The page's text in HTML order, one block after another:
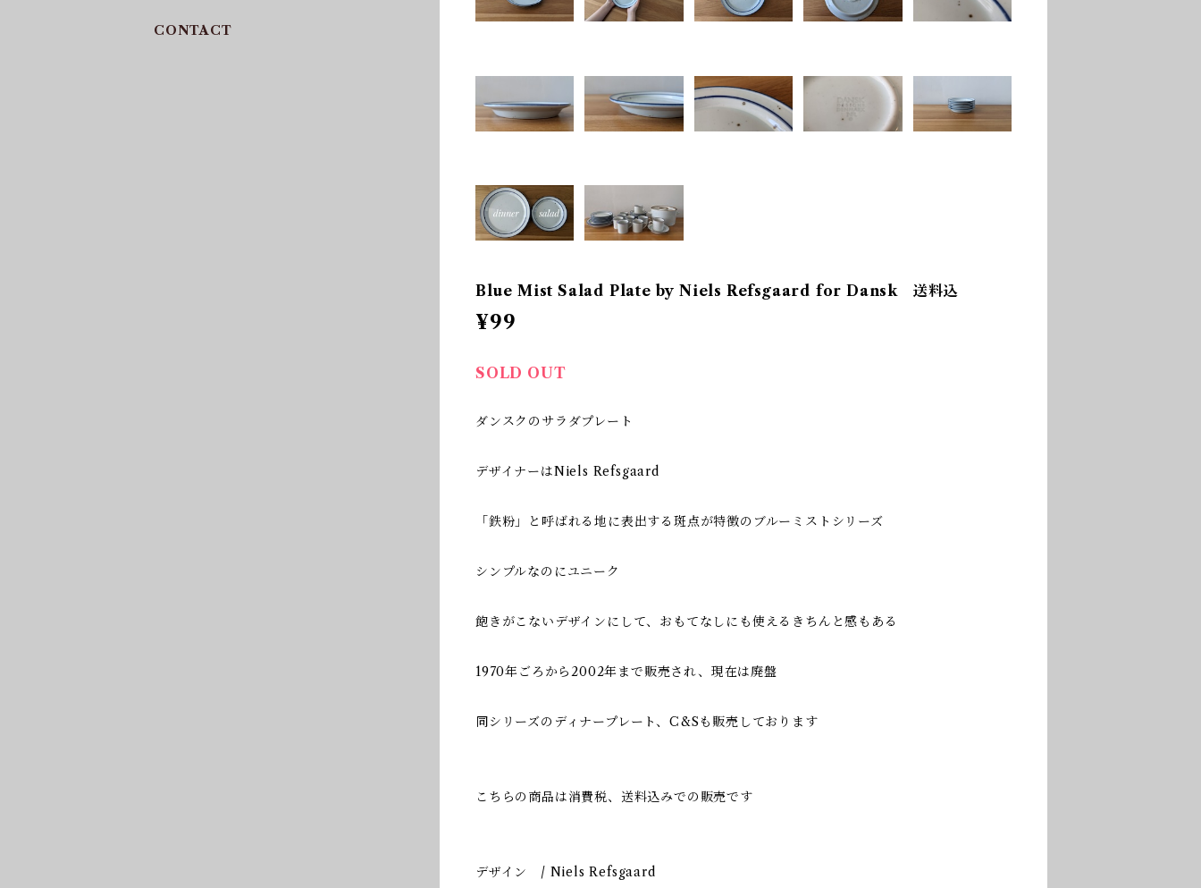
Blue Mist Salad Plate by Niels Refsgaard for Dansk 送料込
¥99
SOLD OUT
ダンスクのサラダプレート
デザイナーはNiels Refsgaard
「鉄粉」と呼ばれる地に表出する斑点が特徴のブルーミストシリーズ
シンプルなのにユニーク
飽きがこないデザインにして、おもてなしにも使えるきちんと感もある
1970年ごろから2002年まで販売され、現在は廃盤
同シリーズのディナープレート、C&Sも販売しております
こちらの商品は消費税、送料込みでの販売です
デザイン / Niels Refsgaard
CONTACT